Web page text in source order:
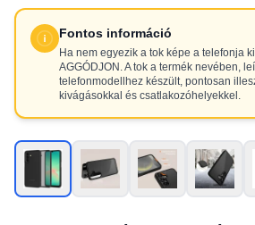
Fontos információ
Ha nem egyezik a tok képe a telefonja
AGGÓDJON. A tok a termék nevében,
telefonmodellhez készült, pontosan
kivágásokkal és csatlakozóhelyekkel.